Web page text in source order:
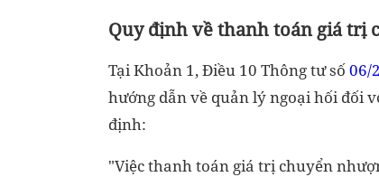
Quy định về thanh toán giá trị
Tại Khoản 1, Điều 10 Thông tư số06/
hướng dẫn về quản lý ngoại hối đối
định:
"Việc thanh toán giá trị chuyển